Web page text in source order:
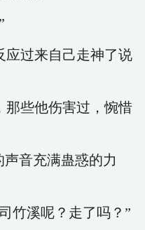
应过来自己走神了说
那些他伤害过，惋惜
音充满蛊惑的力
竹溪呢？走了吗？”